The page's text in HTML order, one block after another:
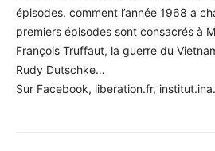
épisodes, comment l’année 1968 a
premiers épisodes sont consacrés à
François Truffaut, la guerre du
Rudy Dutschke…
Sur Facebook, liberation.fr,